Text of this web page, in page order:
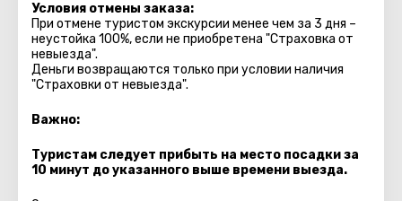
Условия отмены заказа:
При отмене туристом экскурсии менее чем за 3 дня –
неустойка 100%, если не приобретена "Страховка от
невыезда".
Деньги возвращаются только при условии наличия
"Страховки от невыезда".
Важно:
Туристам следует прибыть на место посадки за
10 минут до указанного выше времени выезда.